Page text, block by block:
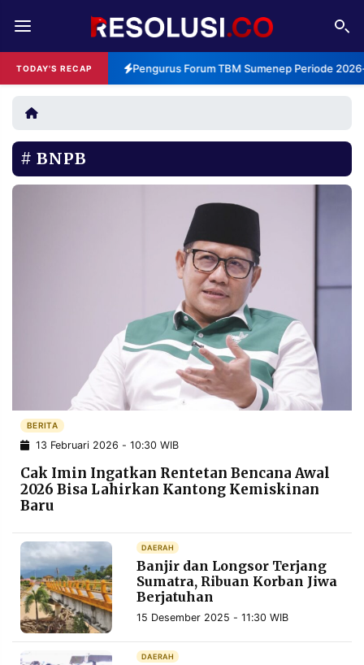
TODAY'S RECAP Pengurus Forum TBM Sumenep Periode
REDAKSI TENTANG
RESOLUSI IKLAN
RUBRIKASI
EDITORIAL AKSARA
BERITA
WARGA
INFORMASI
IKLAN
KIRIM
PENGADUAN TERM
OF
SERVICE
IKUTI
KAMI
BNPB
BERITA
13 Februari 2026 - 10:30 WIB
Cak Imin Ingatkan Rentetan Bencana Awal
2026 Bisa Lahirkan Kantong Kemiskinan
Baru
DAERAH
Banjir dan Longsor Terjang
Sumatra, Ribuan Korban Jiwa
Berjatuhan
15 Desember 2025 - 11:30 WIB
DAERAH